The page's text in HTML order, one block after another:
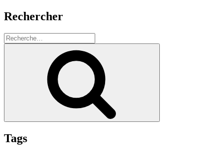
Rechercher
Recherche
pour
Tags